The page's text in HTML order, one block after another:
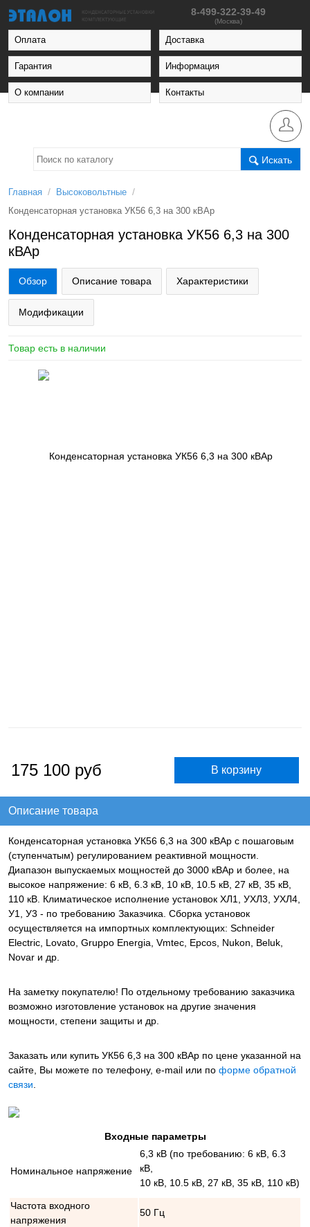
8-499-322-39-49
(Москва)
Оплата Доставка
Гарантия Информация
О компании Контакты
Искать
Главная / Высоковольтные /
Конденсаторная установка УК56 6,3 на 300 кВАр
Конденсаторная установка УК56 6,3 на 300
кВАр
Обзор Описание товара Характеристики
Модификации
Товар есть в наличии
175 100 руб
Описание товара
Конденсаторная установка УК56 6,3 на 300 кВАр с пошаговым
(ступенчатым) регулированием реактивной мощности.
Диапазон выпускаемых мощностей до 3000 кВАр и более, на
высокое напряжение: 6 кВ, 6.3 кВ, 10 кВ, 10.5 кВ, 27 кВ, 35 кВ,
110 кВ. Климатическое исполнение установок ХЛ1, УХЛ3, УХЛ4,
У1, У3 - по требованию Заказчика. Сборка установок
осуществляется на импортных комплектующих: Schneider
Electric, Lovato, Gruppo Energia, Vmtec, Epcos, Nukon, Beluk,
Novar и др.
На заметку покупателю! По отдельному требованию заказчика
возможно изготовление установок на другие значения
мощности, степени защиты и др.
Заказать или купить УК56 6,3 на 300 кВАр по цене указанной на
сайте, Вы можете по телефону, e-mail или по форме обратной
связи.
Входные параметры
Номинальное напряжение
6,3 кВ (по требованию: 6 кВ, 6.3
кВ,
10 кВ, 10.5 кВ, 27 кВ, 35 кВ, 110 кВ)
Частота входного
напряжения
50 Гц